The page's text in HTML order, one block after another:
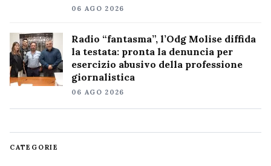
06 AGO 2026
Radio “fantasma”, l’Odg Molise diffida
la testata: pronta la denuncia per
esercizio abusivo della professione
giornalistica
06 AGO 2026
CATEGORIE